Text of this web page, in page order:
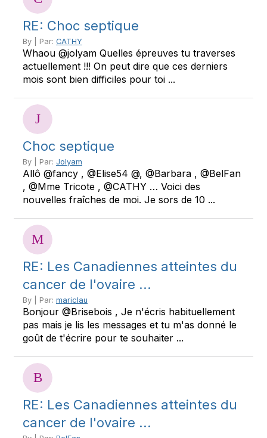
RE: Choc septique
By | Par: CATHY
Whaou @jolyam Quelles épreuves tu traverses
actuellement !!! On peut dire que ces derniers
mois sont bien difficiles pour toi ...
Choc septique
By | Par: Jolyam
Allô @fancy , @Elise54 @, @Barbara , @BelFan
, @Mme Tricote , @CATHY … Voici des
nouvelles fraîches de moi. Je sors de 10 ...
RE: Les Canadiennes atteintes du
cancer de l'ovaire ...
By | Par: mariclau
Bonjour @Brisebois , Je n'écris habituellement
pas mais je lis les messages et tu m'as donné le
goût de t'écrire pour te souhaiter ...
RE: Les Canadiennes atteintes du
cancer de l'ovaire ...